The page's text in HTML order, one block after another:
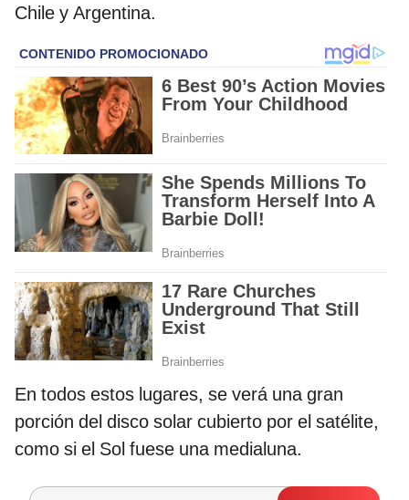
Chile y Argentina.
En todos estos lugares, se verá una gran
porción del disco solar cubierto por el satélite,
como si el Sol fuese una medialuna.